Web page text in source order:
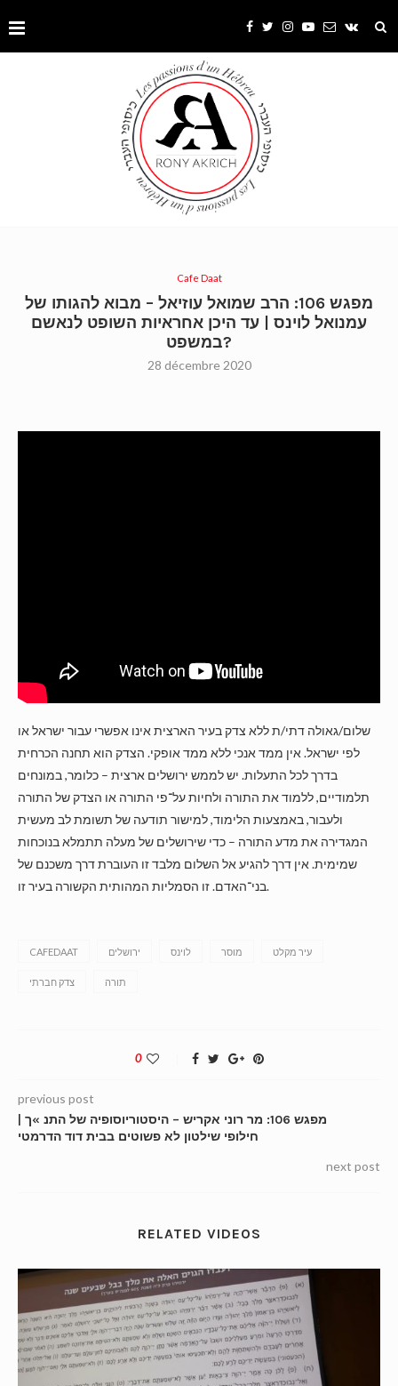
Cafe Daat
מפגש 106: הרב שמואל עוזיאל – מבוא להגותו של
עמנואל לוינס | עד היכן אחראיות השופט לנאשם
במשפט?
28 décembre 2020
שלום/גאולה דתי/ת ללא צדק בעיר הארצית אינו אפשרי עבור ישראל או
לפי ישראל. אין ממד אנכי ללא ממד אופקי. הצדק הוא תחנה הכרחית
בדרך לכל התעלות. יש לממש ירושלים ארצית – כלומר, במונחים
תלמודיים, ללמוד את התורה ולחיות על־פי התורה או הצדק של התורה
ולעבור, באמצעות הלימוד, למישור תודעה של תשומת לב מעשית
המגדירה את מדע התורה – כדי שירושלים של מעלה תתמלא בנוכחות
שמימית. אין דרך להגיע אל השלום מלבד זו העוברת דרך משכנם של
בני־האדם. זו הסמליות המהותית הקשורה בעיר זו.
CAFEDAAT ירושלים לוינס מוסר עיר מקלט
צדק חברתי תורה
0
previous post
מפגש 106: מר רוני אקריש – היסטוריוסופיה של התנ »ך |
חילופי שילטון לא פשוטים בבית דוד הדרמטי
next post
RELATED VIDEOS